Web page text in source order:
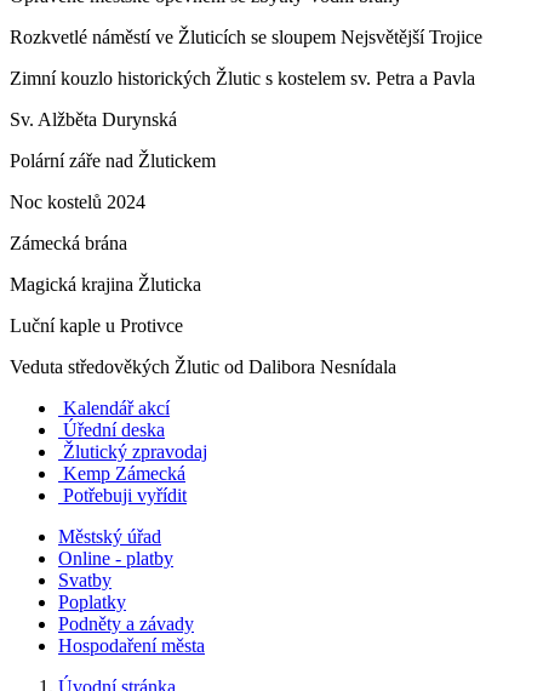
Rozkvetlé náměstí ve Žluticích se sloupem Nejsvětější Trojice
Zimní kouzlo historických Žlutic s kostelem sv. Petra a Pavla
Sv. Alžběta Durynská
Polární záře nad Žlutickem
Noc kostelů 2024
Zámecká brána
Magická krajina Žluticka
Luční kaple u Protivce
Veduta středověkých Žlutic od Dalibora Nesnídala
Kalendář akcí
Úřední deska
Žlutický zpravodaj
Kemp Zámecká
Potřebuji vyřídit
Městský úřad
Online - platby
Svatby
Poplatky
Podněty a závady
Hospodaření města
Úvodní stránka